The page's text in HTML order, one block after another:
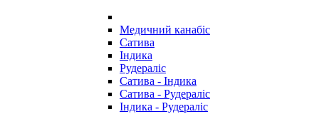
Медичний канабіс
Сатива
Індика
Рудераліс
Сатива - Індика
Сатива - Рудераліс
Індика - Рудераліс